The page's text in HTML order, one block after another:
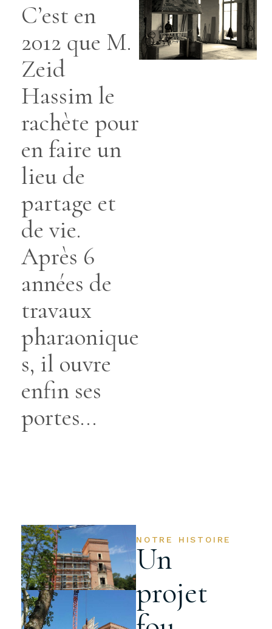
C’est en
2012 que M.
Zeid
Hassim le
rachète pour
en faire un
lieu de
partage et
de vie.
Après 6
années de
travaux
pharaonique
s, il ouvre
enfin ses
portes…
NOTRE HISTOIRE
Un
projet